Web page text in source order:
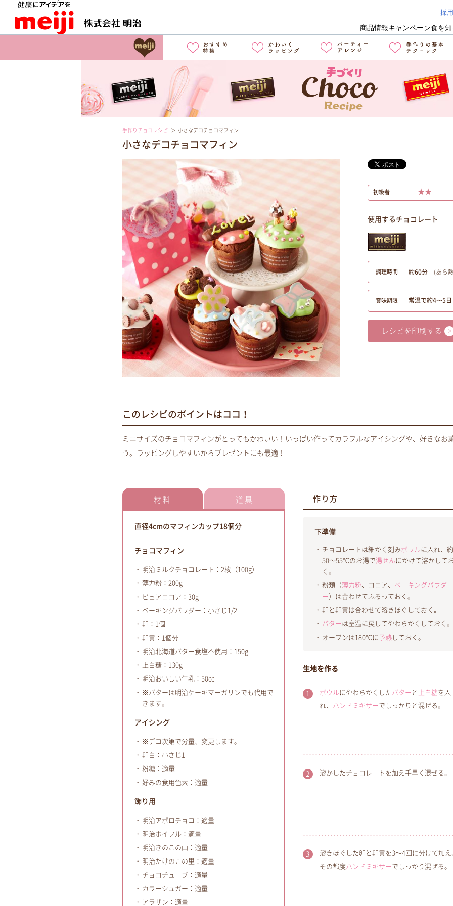
商品情報キャンペーン食を
採
手作りチョコレシピ 小さなデコチョコマフィン
小さなデコチョコマフィン
初級者 ★★
使用するチョコレート
調理時間 約60分 (あら
賞味期限 常温で約4〜5日
レシピを印刷する
このレシピのポイントはココ！
ミニサイズのチョコマフィンがとってもかわいい！いっぱい作ってカラフルなアイシングや、好きなお
う。ラッピングしやすいからプレゼントにも最適！
材料 道具
直径4cmのマフィンカップ18個分
チョコマフィン
明治ミルクチョコレート：2枚（100g）
薄力粉：200g
ピュアココア：30g
ベーキングパウダー：小さじ1/2
卵：1個
卵黄：1個分
明治北海道バター食塩不使用：150g
上白糖：130g
明治おいしい牛乳：50cc
※バターは明治ケーキマーガリンでも代用で
きます。
アイシング
※デコ次第で分量、変更します。
卵白：小さじ1
粉糖：適量
好みの食用色素：適量
飾り用
明治アポロチョコ：適量
明治ポイフル：適量
明治きのこの山：適量
明治たけのこの里：適量
チョコチューブ：適量
カラーシュガー：適量
アラザン：適量
作り方
下準備
チョコレートは細かく刻みボウルに入れ、約
50～55℃のお湯で湯せんにかけて溶かして
く。
粉類（薄力粉、ココア、 ベーキングパウダ
ー）は合わせてふるっておく。
卵と卵黄は合わせて溶きほぐしておく。
バターは室温に戻してやわらかくしておく。
オーブンは180℃に 予熱 しておく。
生地を作る
ボウルにやわらかくした バター と 上白糖を入
れ、
ハンドミキサーでしっかりと混ぜる。
溶かしたチョコレートを加え手早く混ぜる。
溶きほぐした卵と卵黄を3～4回に分けて加え
その都度 ハンドミキサーでしっかり混ぜる。